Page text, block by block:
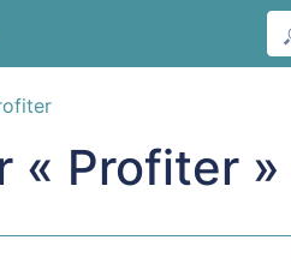
« Profiter »